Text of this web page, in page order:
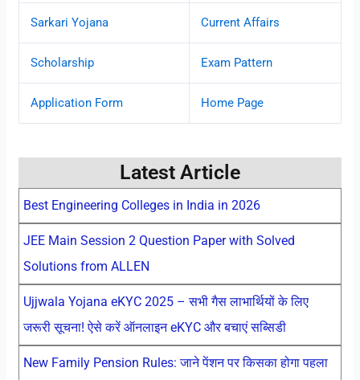
Sarkari Yojana Current Affairs
Scholarship Exam Pattern
Application Form Home Page
Latest Article
Best Engineering Colleges in India in 2026
JEE Main Session 2 Question Paper with Solved
Solutions from ALLEN
Ujjwala Yojana eKYC 2025 – सभी गैस लाभार्थियों के लिए
जरूरी सूचना! ऐसे करें ऑनलाइन eKYC और बचाएं सब्सिडी
New Family Pension Rules: जाने पेंशन पर किसका होगा पहला